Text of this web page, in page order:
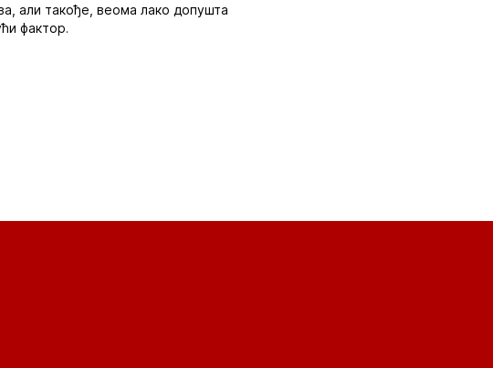
али такође, веома лако допушта
фактор.